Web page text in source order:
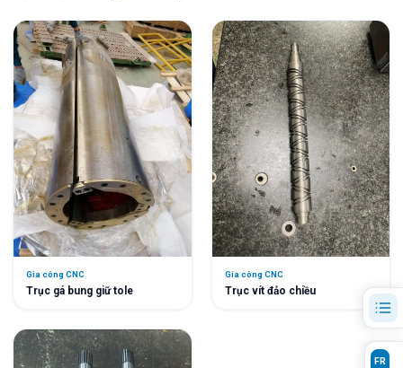
Gia công CNC
Trục gá bung giữ tole
Gia công CNC
Trục vít đảo chiều
FR